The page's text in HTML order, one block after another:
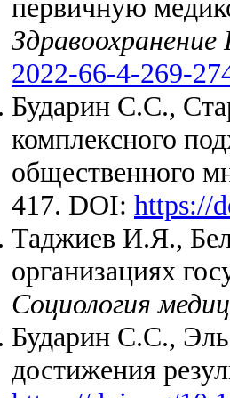
первичную
2022-66-4-269-
Бударин С.С.,
комплексного
общественного
417. DOI: https://
Таджиев И.Я.,
организациях
Социология
Бударин С.С.,
достижения